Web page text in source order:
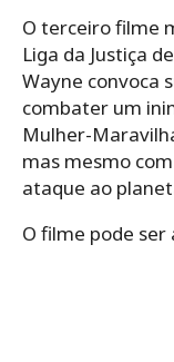
O terceiro filme
Liga da Justiça
Wayne convoca
combater um
Mulher-
mas mesmo
ataque ao
O filme pode ser